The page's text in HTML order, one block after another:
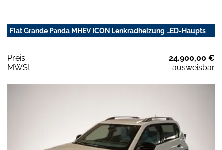
Fiat Grande Panda MHEV ICON Lenkradheizung LED-Haupts
Preis:
24.900,00 €
MWSt:
ausweisbar